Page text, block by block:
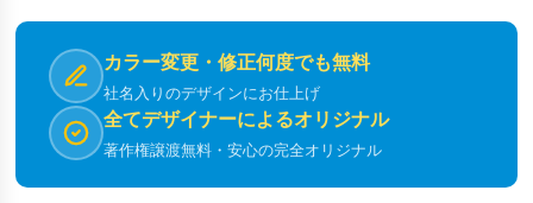
カラー変更・修正何度でも無料
社名入りのデザインにお仕上げ
全てデザイナーによるオリジナル
著作権譲渡無料・安心の完全オリジナル